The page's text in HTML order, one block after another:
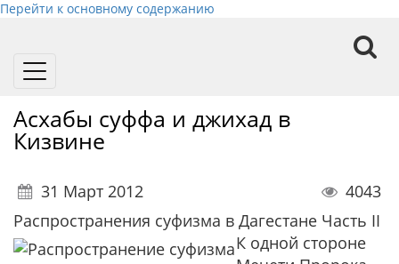
Перейти к основному содержанию
Toggle
Асхабы суффа и джихад в
Кизвине
31 Март 2012
4043
Распространения суфизма в Дагестане Часть II
К одной стороне